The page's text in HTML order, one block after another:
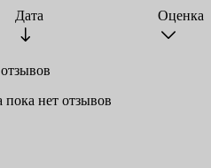
Дата Оценка
пока нет отзывов